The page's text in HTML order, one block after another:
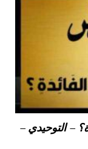
– التوحيدي –